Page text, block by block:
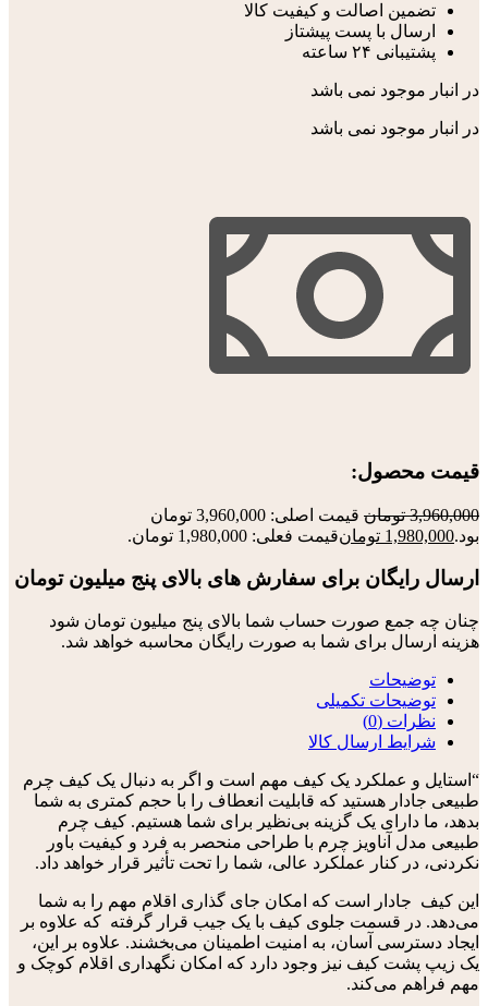
تضمین اصالت و کیفیت کالا
ارسال با پست پیشتاز
پشتیبانی ۲۴ ساعته
در انبار موجود نمی باشد
در انبار موجود نمی باشد
قیمت محصول:​
3,960,000 تومان
قیمت اصلی: 3,960,000 تومان
بود.1,980,000 تومانقیمت فعلی: 1,980,000 تومان.
ارسال رایگان برای سفارش های بالای پنج میلیون تومان
چنان چه جمع صورت حساب شما بالای پنج میلیون تومان شود
هزینه ارسال برای شما به صورت رایگان محاسبه خواهد شد.
توضیحات
توضیحات تکمیلی
نظرات (0)
شرایط ارسال کالا
“استایل و عملکرد یک کیف مهم است و اگر به دنبال یک کیف چرم
طبیعی جادار هستید که قابلیت انعطاف را با حجم کمتری به شما
بدهد، ما دارای یک گزینه بی‌نظیر برای شما هستیم. کیف چرم
طبیعی مدل آناویز چرم با طراحی منحصر به فرد و کیفیت باور
نکردنی، در کنار عملکرد عالی، شما را تحت تأثیر قرار خواهد داد.
این کیف جادار است که امکان جای گذاری اقلام مهم را به شما
می‌دهد. در قسمت جلوی کیف با یک جیب قرار گرفته که علاوه بر
ایجاد دسترسی آسان، به امنیت اطمینان می‌بخشند. علاوه بر این،
یک زیپ پشت کیف نیز وجود دارد که امکان نگهداری اقلام کوچک و
مهم فراهم می‌کند.